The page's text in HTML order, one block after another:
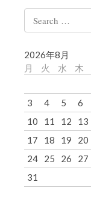
for:
2026年8月
月
火 水 木
3
4 5 6
10
11 12 13
17
18 19 20
24
25 26 27
31